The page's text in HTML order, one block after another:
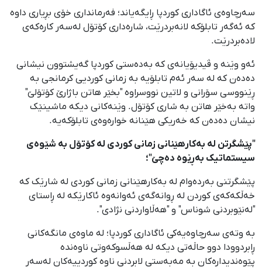
سەرچاوەی ئاگاداری کوردپا ڕایگەیاند؛ فەرمانداری خۆی بڕیاری داوە
کە ئەگەر تابلۆکە لانەبردرێت، شارەداری کۆتۆل لەسەر کارەکەی
لادەبردرێت.
ئەو وێنە و ڤیدیۆیانەی کە بەدەستی کوردپا گەیشتوون نیشانی
دەدەن کە لە سەر ئەم تابلۆیە بە زمانی کوردیی کرمانجی بە
ڕێنووسی سۆرانی و لاتین نووسراوە "بخێر هاتن باژارێ کۆتۆلێ"
واتە بەخێر هاتن بە شاری کۆتۆل. وێنەکانی دیکە ماشینێک
نیشان دەدەن کە خەریکی هێنانە خوارەوەی تابلۆکەیە.
"پێشگرتن لە بەکارهێنانی زمانی کوردی لە کۆتۆل بە شێوەی
سیستماتیک بەڕێوە دەچێ"؛
پێشگرتنی بەردەوام لە بەکارهێنانی زمانی کوردی لە شارێک کە
خەڵکەکەی کوردن لە ڕوانەگەی ئەوانەوە ئاکارێکە لە ڕاستای
"لەنێوبردنی شوناس" و "هەڵاواردنی نژادی".
بە وتەی سەرچاوەیەکی ئاگاداری کوردپا؛ لە ماوەی مانگەکانی
ڕابردوودا دوو حاڵەتی دیکە لە هەڵسوکەوتی ناوەندە
پێوەندیدارەکان بە مەبەستی لابردنی ناوە کوردییەکان لەسەر